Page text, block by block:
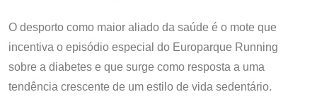
O desporto como maior aliado da saúde é o mote que
incentiva o episódio especial do Europarque Running
sobre a diabetes e que surge como resposta a uma
tendência crescente de um estilo de vida sedentário.